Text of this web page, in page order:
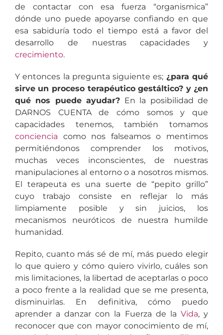
de contactar con esa fuerza “organismica”
dónde uno puede apoyarse confiando en que
esa sabiduría todo el tiempo está a favor del
desarrollo de nuestras capacidades y
crecimiento.
Y entonces la pregunta siguiente es; ¿para qué
sirve un proceso terapéutico gestáltico? y ¿en
qué nos puede ayudar? En la posibilidad de
DARNOS CUENTA de cómo somos y que
capacidades tenemos, también tomamos
conciencia como nos falseamos o mentimos
permitiéndonos comprender los motivos,
muchas veces inconscientes, de nuestras
manipulaciones al entorno o a nosotros mismos.
El terapeuta es una suerte de “pepito grillo”
cuyo trabajo consiste en reflejar lo más
limpiamente posible y sin juicios, los
mecanismos neuróticos de nuestra humilde
humanidad.
Repito, cuanto más sé de mí, más puedo elegir
lo que quiero y cómo quiero vivirlo, cuáles son
mis limitaciones, la libertad de aceptarlas o poco
a poco frente a la realidad que se me presenta,
disminuirlas. En definitiva, cómo puedo
aprender a danzar con la Fuerza de la Vida, y
reconocer que con mayor conocimiento de mí,